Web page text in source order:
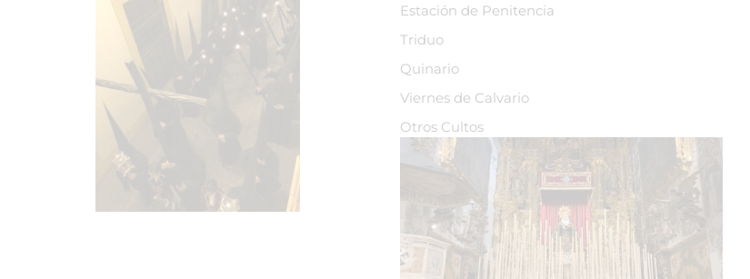
Estación de Penitencia
Triduo
Quinario
Viernes de Calvario
Otros Cultos